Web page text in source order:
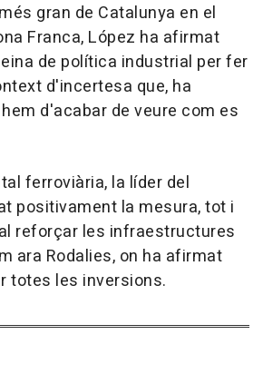
gran de Catalunya en el
Franca, López ha afirmat
de política industrial per fer
d'incertesa que, ha
d'acabar de veure com es
ferroviària, la líder del
positivament la mesura, tot i
reforçar les infraestructures
ara Rodalies, on ha afirmat
totes les inversions.